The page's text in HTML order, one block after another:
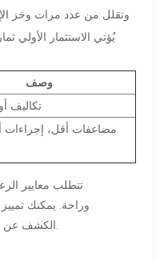
وتقلل من عدد مرات وخز
يُؤتي الاستثمار الأولي
وصف
تكاليف
مضاعفات أقل، إجراءات
تتطلب معايير
وراحة. يمكنك